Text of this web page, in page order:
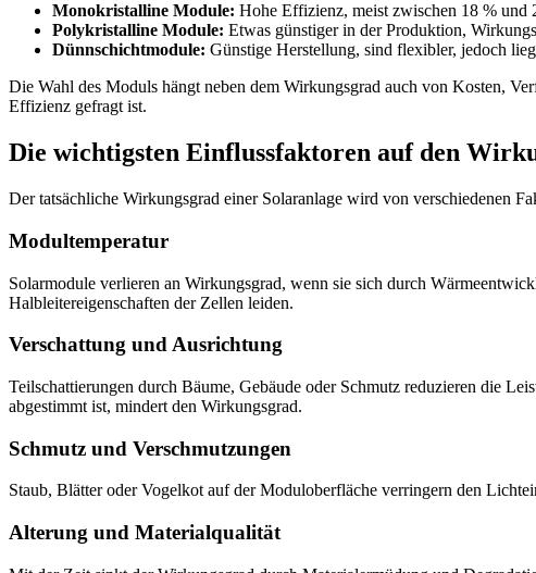
Monokristalline Module: Hohe Effizienz, meist zwischen 18 % und
Polykristalline Module: Etwas günstiger in der Produktion,
Dünnschichtmodule: Günstige Herstellung, sind flexibler, jedoch
Die Wahl des Moduls hängt neben dem Wirkungsgrad auch von Kosten,
Effizienz gefragt ist.
Die wichtigsten Einflussfaktoren auf den
Der tatsächliche Wirkungsgrad einer Solaranlage wird von verschiedenen
Modultemperatur
Solarmodule verlieren an Wirkungsgrad, wenn sie sich durch
Halbleitereigenschaften der Zellen leiden.
Verschattung und Ausrichtung
Teilschattierungen durch Bäume, Gebäude oder Schmutz reduzieren die
abgestimmt ist, mindert den Wirkungsgrad.
Schmutz und Verschmutzungen
Staub, Blätter oder Vogelkot auf der Moduloberfläche verringern den
Alterung und Materialqualität